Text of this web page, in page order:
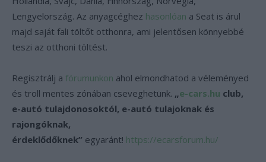
Lengyelország. Az anyagcéghez hasonlóan a Seat is árul
majd saját fali töltőt otthonra, ami jelentősen könnyebbé
teszi az otthoni töltést.
Regisztrálj a fórumunkon ahol elmondhatod a véleményed
és troll mentes zónában cseveghetünk. „e-cars.hu club,
e-autó tulajdonosoktól, e-autó tulajoknak és
rajongóknak,
érdeklődőknek” egyaránt! https://ecarsforum.hu/